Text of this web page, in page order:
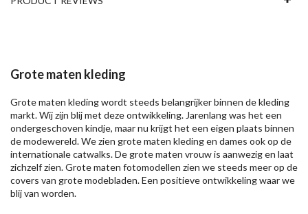
Grote maten kleding
Grote maten kleding wordt steeds belangrijker binnen de kleding
markt. Wij zijn blij met deze ontwikkeling. Jarenlang was het een
ondergeschoven kindje, maar nu krijgt het een eigen plaats binnen
de modewereld. We zien grote maten kleding en dames ook op de
internationale catwalks. De grote maten vrouw is aanwezig en laat
zichzelf zien. Grote maten fotomodellen zien we steeds meer op de
covers van grote modebladen. Een positieve ontwikkeling waar we
blij van worden.